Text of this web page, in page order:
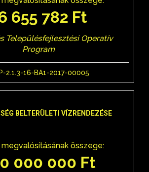
655 782 Ft
Településfejlesztési Operatív
Program
2.1.3-16-BA1-2017-00005
BELTERÜLETI VÍZRENDEZÉSE
összege:
000 000 Ft